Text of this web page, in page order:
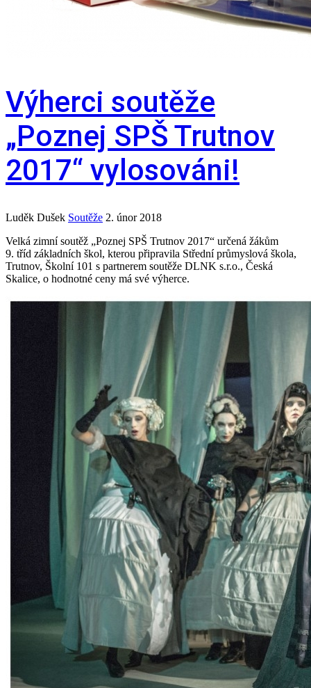
Výherci soutěže
„Poznej SPŠ Trutnov
2017“ vylosováni!
Luděk Dušek Soutěže 2. únor 2018
Velká zimní soutěž „Poznej SPŠ Trutnov 2017“ určená žákům
9. tříd základních škol, kterou připravila Střední průmyslová škola,
Trutnov, Školní 101 s partnerem soutěže DLNK s.r.o., Česká
Skalice, o hodnotné ceny má své výherce.